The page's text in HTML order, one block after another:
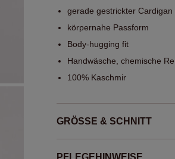
gerade gestrickter Cardigan
körpernahe Passform
Body-hugging fit
Handwäsche, chemische
100% Kaschmir
GRÖSSE & SCHNITT